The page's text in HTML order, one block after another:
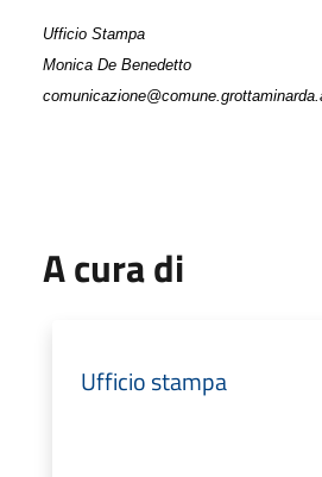
Ufficio Stampa
Monica De Benedetto
A cura di
Ufficio stampa